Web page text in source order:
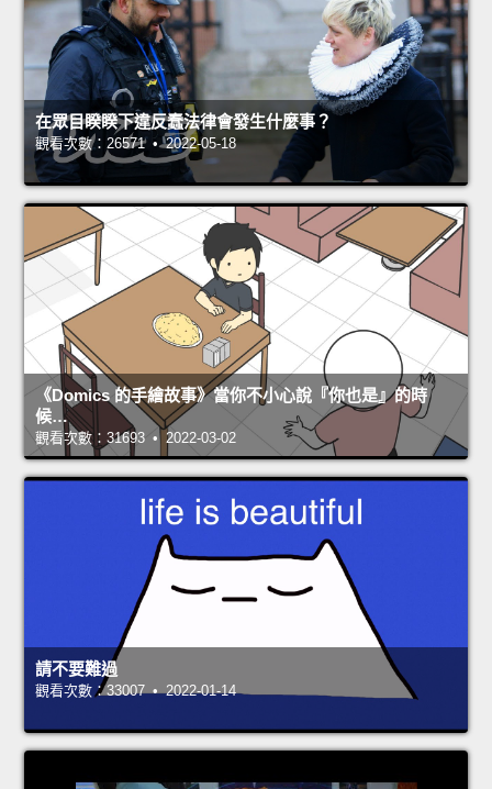
在眾目睽睽下違反蠢法律會發生什麼事？
觀看次數：26571 • 2022-05-18
《Domics 的手繪故事》當你不小心說『你也是』的時
候…
觀看次數：31693 • 2022-03-02
請不要難過
觀看次數：33007 • 2022-01-14